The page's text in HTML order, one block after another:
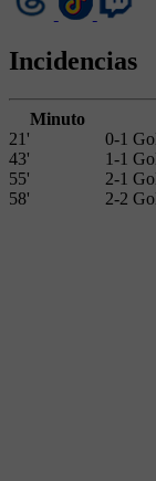
Incidencias
Minuto
21'
0-1
43'
1-1
55'
2-1
58'
2-2